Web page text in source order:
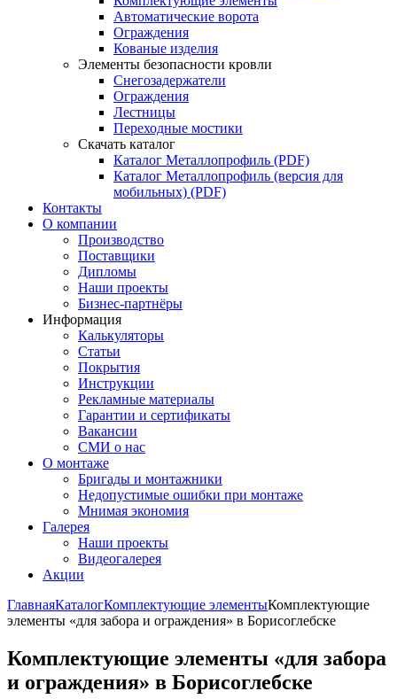
Автоматические ворота
Ограждения
Кованые изделия
Элементы безопасности кровли
Снегозадержатели
Ограждения
Лестницы
Переходные мостики
Скачать каталог
Каталог Металлопрофиль (PDF)
Каталог Металлопрофиль (версия для
мобильных) (PDF)
Контакты
О компании
Производство
Поставщики
Дипломы
Наши проекты
Бизнес-партнёры
Информация
Калькуляторы
Статьи
Покрытия
Инструкции
Рекламные материалы
Гарантии и сертификаты
Вакансии
СМИ о нас
О монтаже
Бригады и монтажники
Недопустимые ошибки при монтаже
Мнимая экономия
Галерея
Наши проекты
Видеогалерея
Акции
ГлавнаяКаталогКомплектующие элементыКомплектующие
элементы «для забора и ограждения» в Борисоглебске
Комплектующие элементы «для забора
и ограждения» в Борисоглебске